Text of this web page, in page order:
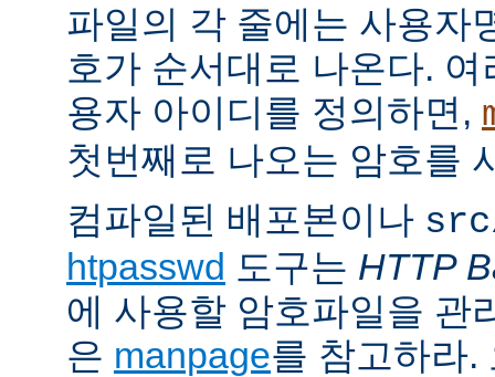
파일의 각 줄에는 사용자
호가 순서대로 나온다.
용자 아이디를 정의하면,
첫번째로 나오는 암호를
컴파일된 배포본이나
htpasswd 도구는 HTTP
에 사용할 암호파일을 관
은 manpage를 참고하라.